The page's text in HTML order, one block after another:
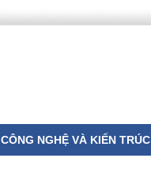
CÔNG NGHỆ VÀ KIẾN TRÚC